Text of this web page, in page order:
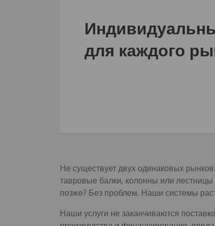
для каждого
Не существует двух одинаковых
тавровые балки, колонны или
позже? Без проблем. Наши системы
Наши услуги не заканчиваются